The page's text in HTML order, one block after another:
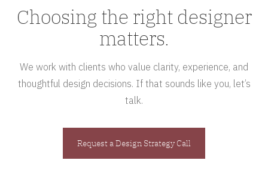
Choosing the right designer
matters.
We work with clients who value clarity, experience, and
thoughtful design decisions. If that sounds like you, let’s
talk.
Request a Design Strategy Call